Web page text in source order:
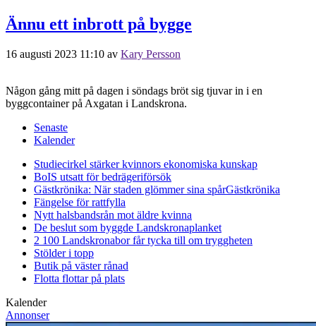
Ännu ett inbrott på bygge
16 augusti 2023 11:10 av Kary Persson
Någon gång mitt på dagen i söndags bröt sig tjuvar in i en
byggcontainer på Axgatan i Landskrona.
Senaste
Kalender
Studiecirkel stärker kvinnors ekonomiska kunskap
BoIS utsatt för bedrägeriförsök
Gästkrönika: När staden glömmer sina spårGästkrönika
Fängelse för rattfylla
Nytt halsbandsrån mot äldre kvinna
De beslut som byggde Landskronaplanket
2 100 Landskronabor får tycka till om tryggheten
Stölder i topp
Butik på väster rånad
Flotta flottar på plats
Kalender
Annonser